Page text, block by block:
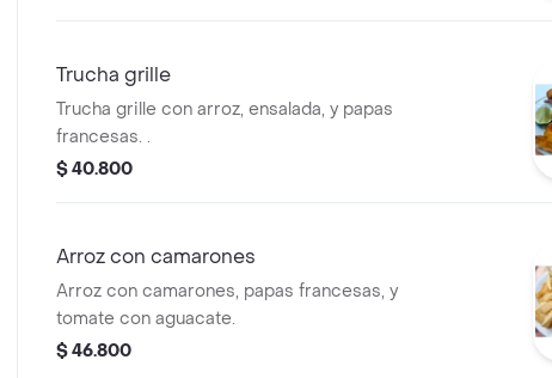
Trucha grille
Trucha grille con arroz, ensalada, y papas
francesas. .
$ 40.800
Arroz con camarones
Arroz con camarones, papas francesas, y
tomate con aguacate.
$ 46.800